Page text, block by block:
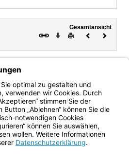
Gesamtansicht
Download
DruckenVorheriges
über die Gültigkeit der Wahl
und den Verlust der
(Art. 2 Nr. 3)